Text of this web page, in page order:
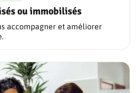
ou immobilisés
accompagner et améliorer